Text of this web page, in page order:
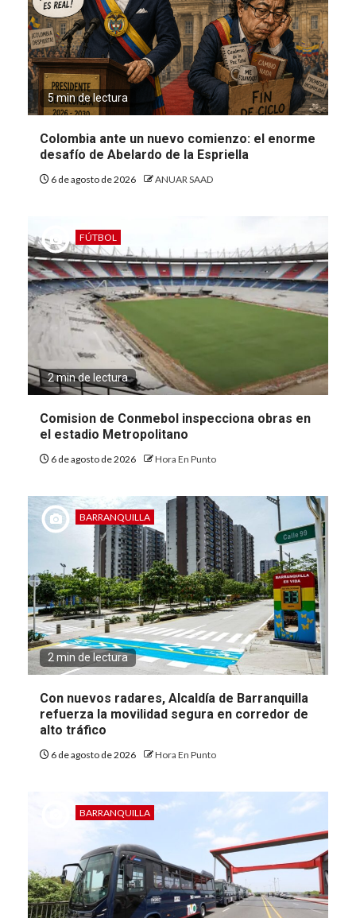
5 min de lectura
Colombia ante un nuevo comienzo: el enorme
desafío de Abelardo de la Espriella
6 de agosto de 2026 ANUAR SAAD
FÚTBOL
2 min de lectura
Comision de Conmebol inspecciona obras en
el estadio Metropolitano
6 de agosto de 2026 Hora En Punto
BARRANQUILLA
2 min de lectura
Con nuevos radares, Alcaldía de Barranquilla
refuerza la movilidad segura en corredor de
alto tráfico
6 de agosto de 2026 Hora En Punto
BARRANQUILLA